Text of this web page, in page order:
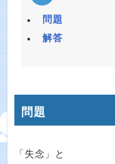
問題
解答
問題
「失念」と